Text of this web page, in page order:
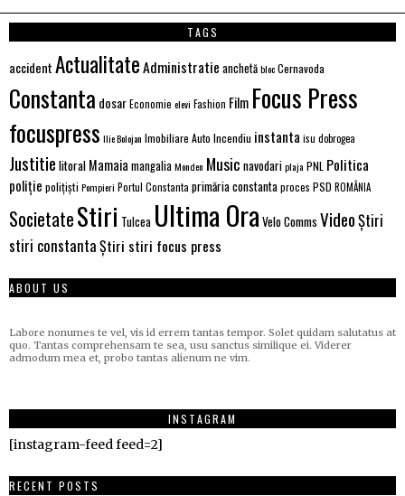
TAGS
accidentActualitateAdministratie anchetăblocCernavoda
Constanta dosarEconomie elevi Fashion Film Focus Press
focuspress Ilie Bolojan Imobiliare Auto Incendiu instanta isu dobrogea
Justitie litoral Mamaia mangaliaMonden Music navodariplaja PNL Politica
poliție polițiști Pompieri Portul Constanta primăria constantaproces PSD ROMÂNIA
SocietateStiri Tulcea Ultima Ora Velo Comms VideoȘtiri
stiri constantaȘtiri stiri focus press
ABOUT US
Labore nonumes te vel, vis id errem tantas tempor. Solet quidam salutatus at
quo. Tantas comprehensam te sea, usu sanctus similique ei. Viderer
admodum mea et, probo tantas alienum ne vim.
INSTAGRAM
[instagram-feed feed=2]
RECENT POSTS